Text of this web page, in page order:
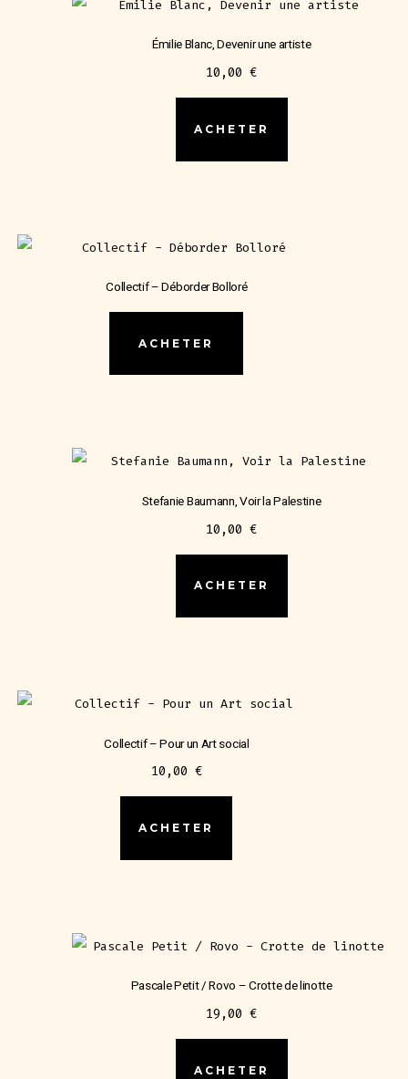
Émilie Blanc, Devenir une artiste
10,00€
ACHETER
Collectif – Déborder Bolloré
ACHETER
Stefanie Baumann, Voir la Palestine
10,00€
ACHETER
Collectif – Pour un Art social
10,00 €
ACHETER
Pascale Petit / Rovo – Crotte de linotte
19,00€
ACHETER